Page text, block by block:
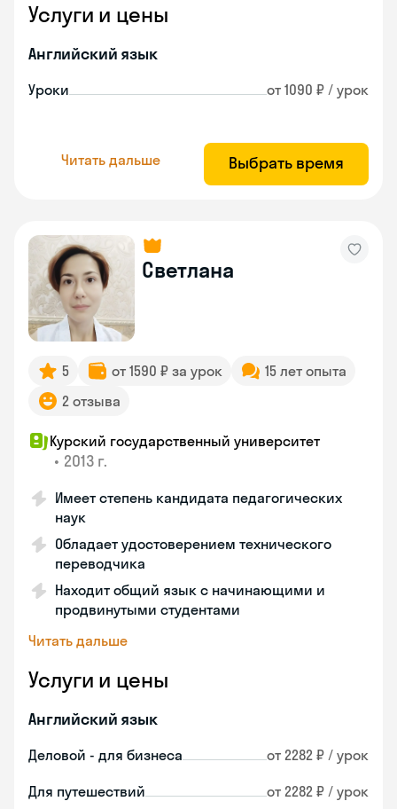
Услуги и цены
Английский язык
Уроки от 1090 ₽ / урок
Читать дальше Выбрать время
Светлана
5 от 1590 ₽ за урок
15 лет опыта
2 отзыва
Курский государственный университет
• 2013 г.
Имеет степень кандидата педагогических
наук
Обладает удостоверением технического
переводчика
Находит общий язык с начинающими и
продвинутыми студентами
Читать дальше
Услуги и цены
Английский язык
Деловой - для бизнеса от 2282 ₽ / урок
Для путешествий от 2282 ₽ / урок